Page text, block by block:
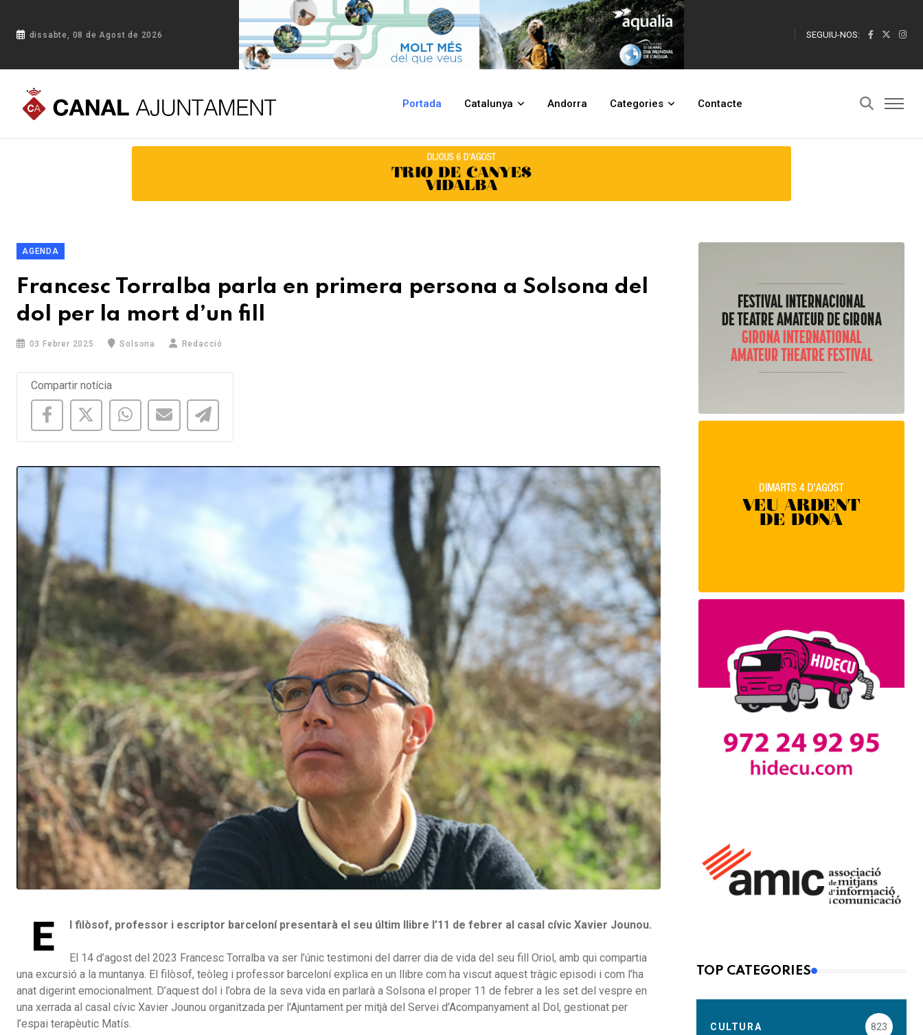
dissabte, 08 de Agost de 2026 SEGUIU-NOS:
Portada Catalunya Andorra Categories Contacte
Portada Blog Francesc Torralba parla en primera persona a Solsona del dol per la mort d’un fill
AGENDA
Francesc Torralba parla en primera persona a Solsona del
dol per la mort d’un fill
03 Febrer 2025 Solsona Redacció
Compartir notícia
E l filòsof, professor i escriptor barceloní presentarà el seu últim llibre l’11 de febrer al casal cívic Xavier Jounou.
El 14 d’agost del 2023 Francesc Torralba va ser l’únic testimoni del darrer dia de vida del seu fill Oriol, amb qui compartia
una excursió a la muntanya. El filòsof, teòleg i professor barceloní explica en un llibre com ha viscut aquest tràgic episodi i com l’ha
anat digerint emocionalment. D’aquest dol i l’obra de la seva vida en parlarà a Solsona el proper 11 de febrer a les set del vespre en
una xerrada al casal cívic Xavier Jounou organitzada per l’Ajuntament per mitjà del Servei d’Acompanyament al Dol, gestionat per
l’espai terapèutic Matís.
TOP CATEGORIES
CULTURA 823